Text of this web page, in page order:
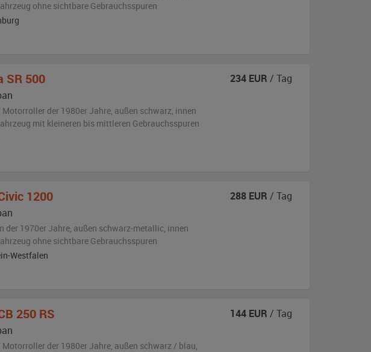
ohne sichtbare Gebrauchsspuren
SR 500
der 1980er Jahre, außen schwarz, innen
mit kleineren bis mittleren Gebrauchsspuren
234 EUR / Tag
1200
der 1970er Jahre, außen schwarz-metallic, innen
ohne sichtbare Gebrauchsspuren
Westfalen
288 EUR / Tag
250 RS
der 1980er Jahre, außen schwarz / blau,
144 EUR / Tag